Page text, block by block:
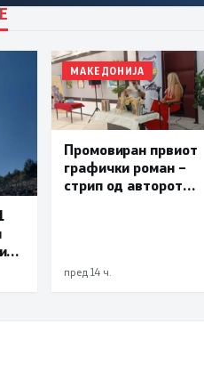
МАКЕДОНИЈА
Промовиран првиот
графички роман –
стрип од авторот
пред 14 ч.